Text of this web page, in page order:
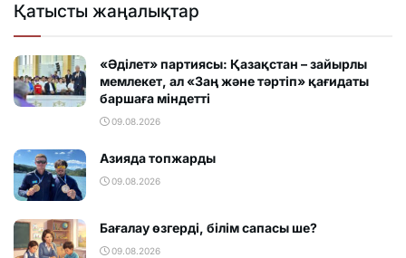
Қатысты жаңалықтар
«Әділет» партиясы: Қазақстан – зайырлы
мемлекет, ал «Заң және тәртіп» қағидаты
баршаға міндетті
09.08.2026
Азияда топжарды
09.08.2026
Бағалау өзгерді, білім сапасы ше?
09.08.2026